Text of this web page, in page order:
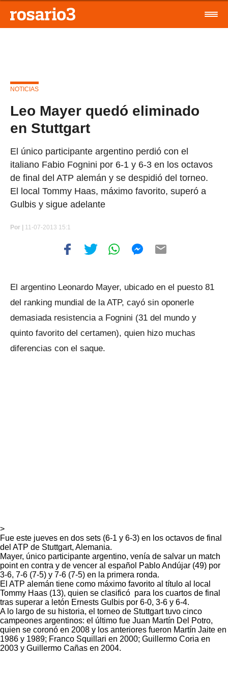
NOTICIAS
Leo Mayer quedó eliminado
en Stuttgart
El único participante argentino perdió con el
italiano Fabio Fognini por 6-1 y 6-3 en los octavos
de final del ATP alemán y se despidió del torneo.
El local Tommy Haas, máximo favorito, superó a
Gulbis y sigue adelante
Por 11-07-2013 15:1
El argentino Leonardo Mayer, ubicado en el puesto 81
del ranking mundial de la ATP, cayó sin oponerle
demasiada resistencia a Fognini (31 del mundo y
quinto favorito del certamen), quien hizo muchas
diferencias con el saque.
>
Fue este jueves en dos sets (6-1 y 6-3) en los octavos de final
del ATP de Stuttgart, Alemania.
Mayer, único participante argentino, venía de salvar un match
point en contra y de vencer al español Pablo Andújar (49) por
3-6, 7-6 (7-5) y 7-6 (7-5) en la primera ronda.
El ATP alemán tiene como máximo favorito al título al local
Tommy Haas (13), quien se clasificó para los cuartos de final
tras superar a letón Ernests Gulbis por 6-0, 3-6 y 6-4.
A lo largo de su historia, el torneo de Stuttgart tuvo cinco
campeones argentinos: el último fue Juan Martín Del Potro,
quien se coronó en 2008 y los anteriores fueron Martín Jaite en
1986 y 1989; Franco Squillari en 2000; Guillermo Coria en
2003 y Guillermo Cañas en 2004.